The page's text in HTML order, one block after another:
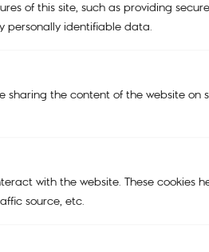
of this site, such as providing
personally identifiable data.
sharing the content of the website on
with the website. These cookies
source, etc.